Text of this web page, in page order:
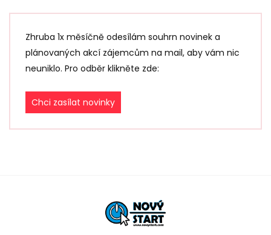
e
é
Zhruba 1x měsíčně odesílám souhrn novinek a
plánovaných akcí zájemcům na mail, aby vám nic
neuniklo. Pro odběr klikněte zde:
Chci zasílat novinky